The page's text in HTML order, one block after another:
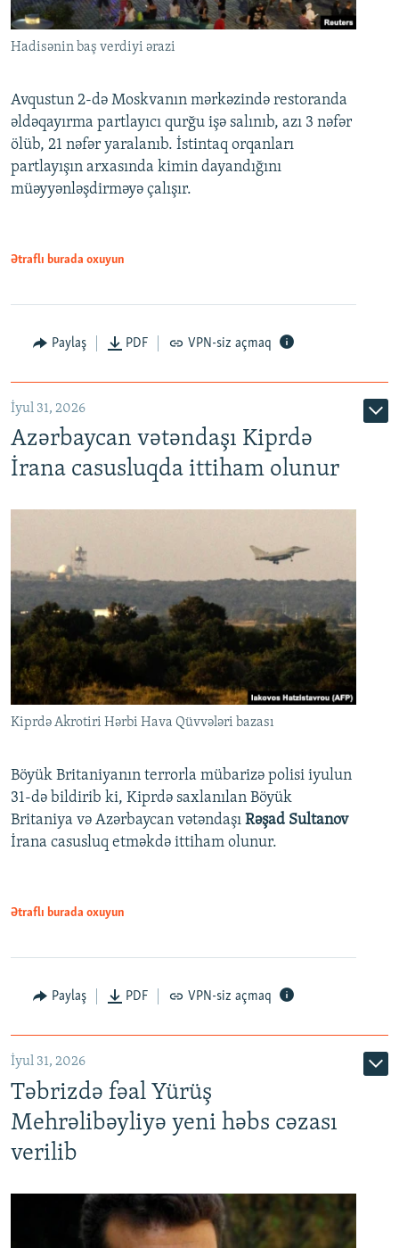
Hadisənin baş verdiyi ərazi
Avqustun 2-də Moskvanın mərkəzində restoranda
əldəqayırma partlayıcı qurğu işə salınıb, azı 3 nəfər
ölüb, 21 nəfər yaralanıb. İstintaq orqanları
partlayışın arxasında kimin dayandığını
müəyyənləşdirməyə çalışır.
Ətraflı burada oxuyun
Paylaş PDF VPN-siz açmaq
İyul 31, 2026
Azərbaycan vətəndaşı Kiprdə
İrana casusluqda ittiham olunur
Kiprdə Akrotiri Hərbi Hava Qüvvələri bazası
Böyük Britaniyanın terrorla mübarizə polisi iyulun
31-də bildirib ki, Kiprdə saxlanılan Böyük
Britaniya və Azərbaycan vətəndaşı Rəşad Sultanov
İrana casusluq etməkdə ittiham olunur.
Ətraflı burada oxuyun
Paylaş PDF VPN-siz açmaq
İyul 31, 2026
Təbrizdə fəal Yürüş
Mehrəlibəyliyə yeni həbs cəzası
verilib